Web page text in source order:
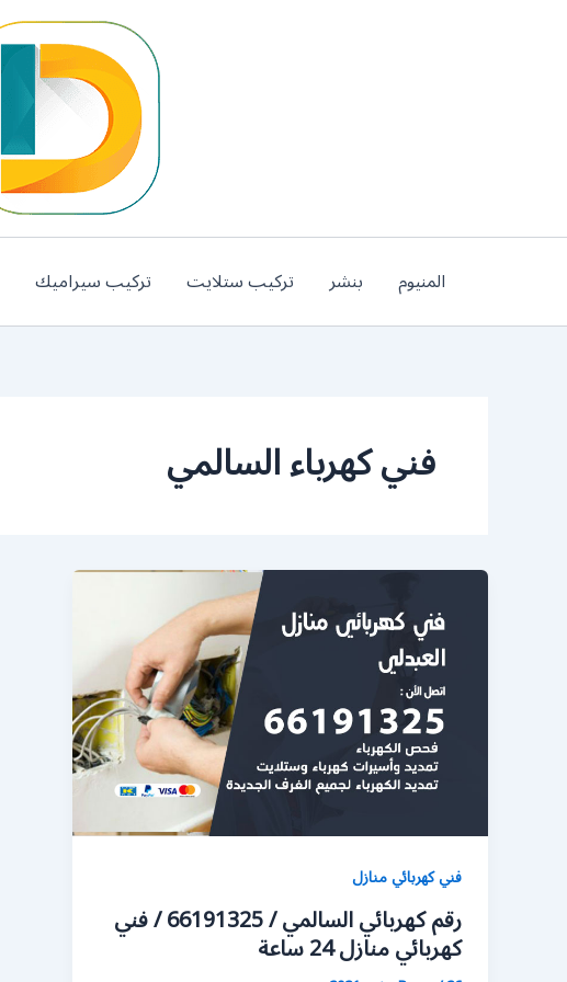
المنيوم بنشر تركيب ستلايت تركيب سيراميك
فني كهرباء السالمي
فني كهربائي منازل
رقم كهربائي السالمي / 66191325 / فني
كهربائي منازل 24 ساعة